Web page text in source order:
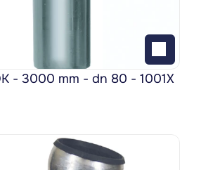
- 3000 mm - dn 80 - 1001X